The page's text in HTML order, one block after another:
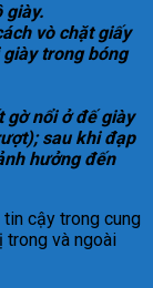
giày.
vò chặt giấy
trong bóng
gờ nổi ở đế giày
sau khi đạp
hưởng đến
tin cậy trong cung
trong và ngoài